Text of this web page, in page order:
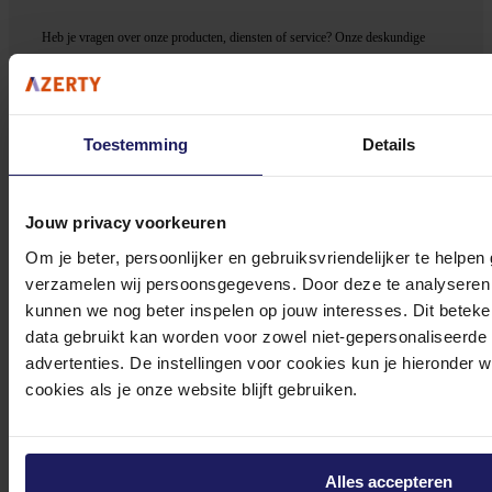
Toestemming Details
Jouw privacy voorkeuren
Om je beter, persoonlijker en gebruiksvriendelijker te
verzamelen wij persoonsgegevens. Door deze te
kunnen we nog beter inspelen op jouw interesses. Dit
data gebruikt kan worden voor zowel niet-
advertenties. De instellingen voor cookies kun je hieronder
cookies als je onze website blijft gebruiken.
Alles accepteren
Heb je vragen over onze producten, diensten of service? Onze deskundige
door indien nodig.
tot 17.00 uur en op zaterdag van 10.00 tot 15.00 uur.
Bekijk onze veelgestelde vragen
0572 328 120